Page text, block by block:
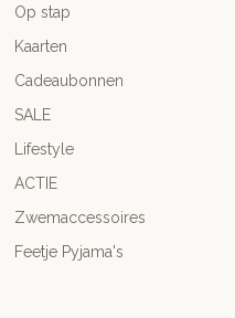
Op stap
Kaarten
Cadeaubonnen
SALE
Lifestyle
ACTIE
Zwemaccessoires
Feetje Pyjama's